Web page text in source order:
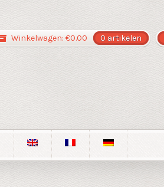
Winkelwagen: €0.00 0 artikelen